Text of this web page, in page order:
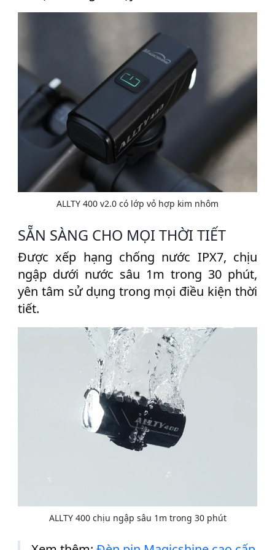
ALLTY 400 v2.0 có lớp vỏ hợp kim nhôm
SẴN SÀNG CHO MỌI THỜI TIẾT
Được xếp hạng chống nước IPX7, chịu
ngập dưới nước sâu 1m trong 30 phút,
yên tâm sử dụng trong mọi điều kiện thời
tiết.
ALLTY 400 chịu ngập sâu 1m trong 30 phút